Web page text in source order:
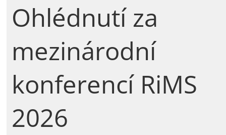
Ohlédnutí za
mezinárodní
konferencí RiMS
2026